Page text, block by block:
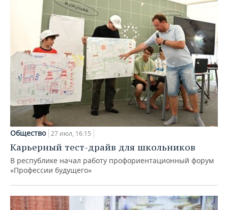
Общество 27 июл, 16:15
Карьерный тест-драйв для школьников
В республике начал работу профориентационный форум
«Профессии будущего»